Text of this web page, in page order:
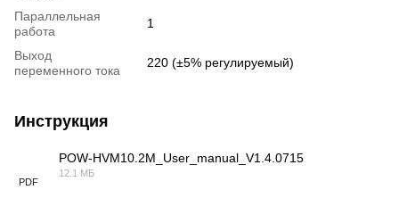
Параллельная
работа
1
Выход
переменного тока
220 (±5% регулируемый)
Инструкция
PDF
POW-HVM10.2M_User_manual_V1.4.0715
12.1 МБ